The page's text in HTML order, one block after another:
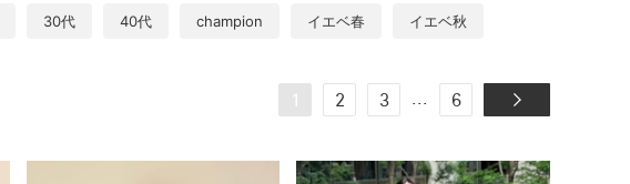
30代 40代 champion イエベ春 イエベ秋
1 2 3 ... 6